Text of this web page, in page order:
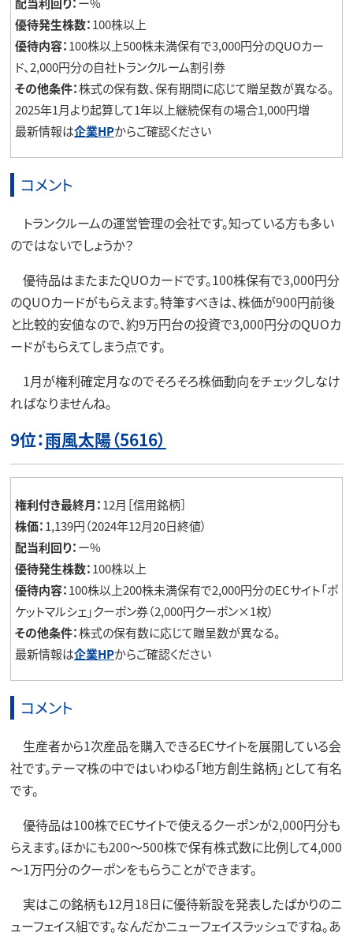
優待発生株数：100株以上
優待内容：100株以上500株未満保有で3,000円分のQUOカー
ド、2,000円分の自社トランクルーム割引券
その他条件：株式の保有数、保有期間に応じて贈呈数が異なる。
2025年1月より起算して1年以上継続保有の場合1,000円増
最新情報は企業HPからご確認ください
コメント
トランクルームの運営管理の会社です。知っている方も多い
のではないでしょうか？
優待品はまたまたQUOカードです。100株保有で3,000円分
のQUOカードがもらえます。特筆すべきは、株価が900円前後
と比較的安値なので、約9万円台の投資で3,000円分のQUOカ
ードがもらえてしまう点です。
1月が権利確定月なのでそろそろ株価動向をチェックしなけ
ればなりませんね。
9位：雨風太陽（5616）
権利付き最終月：12月［信用銘柄］
株価：1,139円（2024年12月20日終値）
配当利回り：ー%
優待発生株数：100株以上
優待内容：100株以上200株未満保有で2,000円分のECサイト「ポ
ケットマルシェ」クーポン券（2,000円クーポン×1枚）
その他条件：株式の保有数に応じて贈呈数が異なる。
最新情報は企業HPからご確認ください
コメント
生産者から1次産品を購入できるECサイトを展開している会
社です。テーマ株の中ではいわゆる「地方創生銘柄」として有名
です。
優待品は100株でECサイトで使えるクーポンが2,000円分も
らえます。ほかにも200～500株で保有株式数に比例して4,000
～1万円分のクーポンをもらうことができます。
実はこの銘柄も12月18日に優待新設を発表したばかりのニ
ューフェイス組です。なんだかニューフェイスラッシュですね。あ